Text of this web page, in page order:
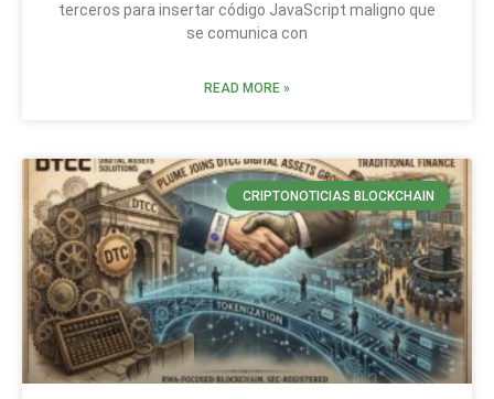
terceros para insertar código JavaScript maligno que
se comunica con
READ MORE »
CRIPTONOTICIAS BLOCKCHAIN